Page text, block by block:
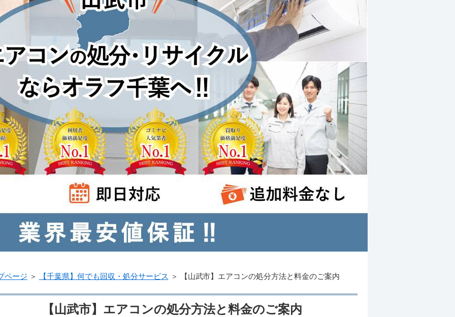
ページ ＞ 【千葉県】何でも回収・処分サービス ＞ 【山武市】エアコンの処分方法と料金のご案内
【山武市】エアコンの処分方法と料金のご案内